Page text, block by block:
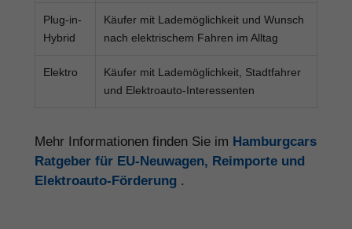
Plug-in-
Hybrid
Käufer mit Lademöglichkeit und Wunsch
nach elektrischem Fahren im Alltag
Elektro
Käufer mit Lademöglichkeit, Stadtfahrer
und Elektroauto-Interessenten
Mehr Informationen finden Sie im Hamburgcars
Ratgeber für EU-Neuwagen, Reimporte und
Elektroauto-Förderung .